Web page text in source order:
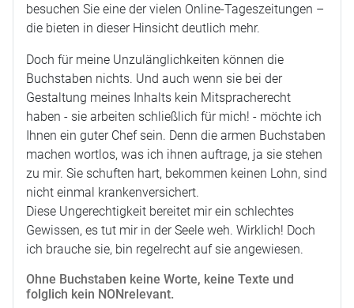
besuchen Sie eine der vielen Online-Tageszeitungen –
die bieten in dieser Hinsicht deutlich mehr.
Doch für meine Unzulänglichkeiten können die
Buchstaben nichts. Und auch wenn sie bei der
Gestaltung meines Inhalts kein Mitspracherecht
haben - sie arbeiten schließlich für mich! - möchte ich
Ihnen ein guter Chef sein. Denn die armen Buchstaben
machen wortlos, was ich ihnen auftrage, ja sie stehen
zu mir. Sie schuften hart, bekommen keinen Lohn, sind
nicht einmal krankenversichert.
Diese Ungerechtigkeit bereitet mir ein schlechtes
Gewissen, es tut mir in der Seele weh. Wirklich! Doch
ich brauche sie, bin regelrecht auf sie angewiesen.
Ohne Buchstaben keine Worte, keine Texte und
folglich kein NONrelevant.